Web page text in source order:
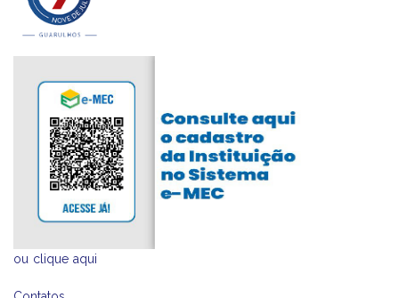
ou clique aqui